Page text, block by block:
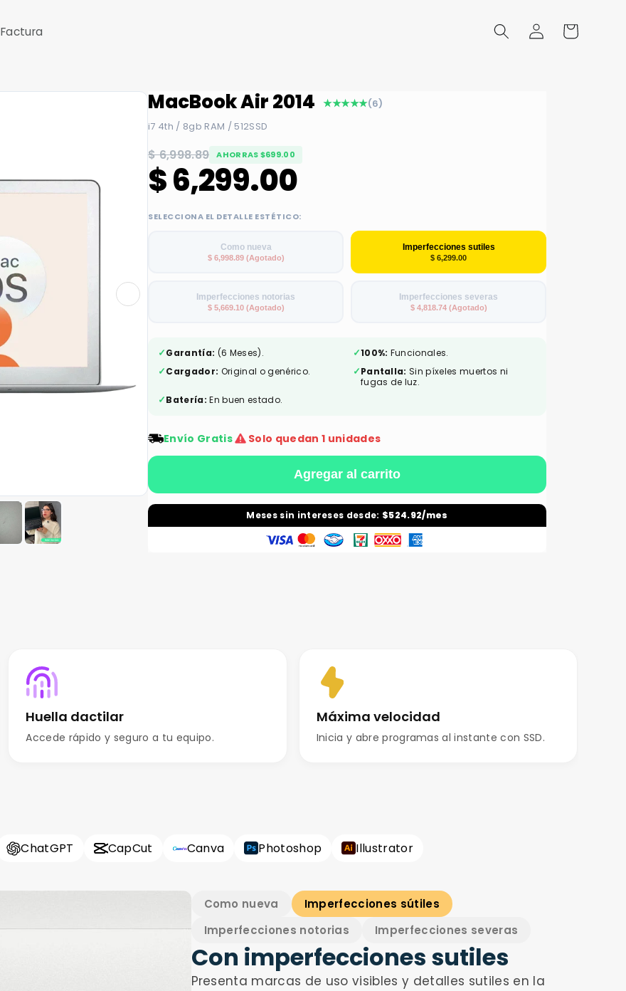
Factura
Iniciar
sesión
Carrito
MacBook Air 2014 ★★★★★(6)
i7 4th / 8gb RAM / 512SSD
$ 6,998.89 AHORRAS $699.00
$ 6,299.00
SELECCIONA EL DETALLE ESTÉTICO:
Como nueva
$ 6,998.89 (Agotado)
Imperfecciones sutiles
$ 6,299.00
Imperfecciones notorias
$ 5,669.10 (Agotado)
Imperfecciones severas
$ 4,818.74 (Agotado)
✓Garantía: (6 Meses). ✓100%: Funcionales.
✓Cargador: Original o genérico. ✓Pantalla: Sin píxeles muertos ni
fugas de luz.
✓Batería: En buen estado.
Envío Gratis Solo quedan 1 unidades
Agregar al carrito
Meses sin intereses desde: $524.92/mes
Huella dactilar
Accede rápido y seguro a tu equipo.
Máxima velocidad
Inicia y abre programas al instante con SSD.
ChatGPT CapCut Canva Photoshop Illustrator
Como nueva
Imperfecciones sútiles
Imperfecciones notorias
Imperfecciones severas
Con imperfecciones sutiles
Presenta marcas de uso visibles y detalles sutiles en la